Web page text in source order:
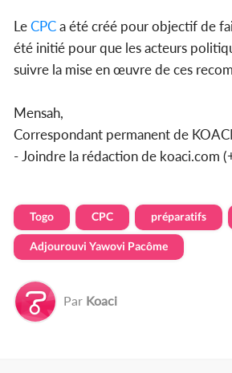
LeCPCa été créé pour objectif de
été initié pour que les acteurs
suivre la mise en œuvre de ces
Mensah,
Correspondant permanent de
- Joindre la rédaction de koaci.com
Togo CPC préparatifs
Adjourouvi Yawovi Pacôme
Par Koaci